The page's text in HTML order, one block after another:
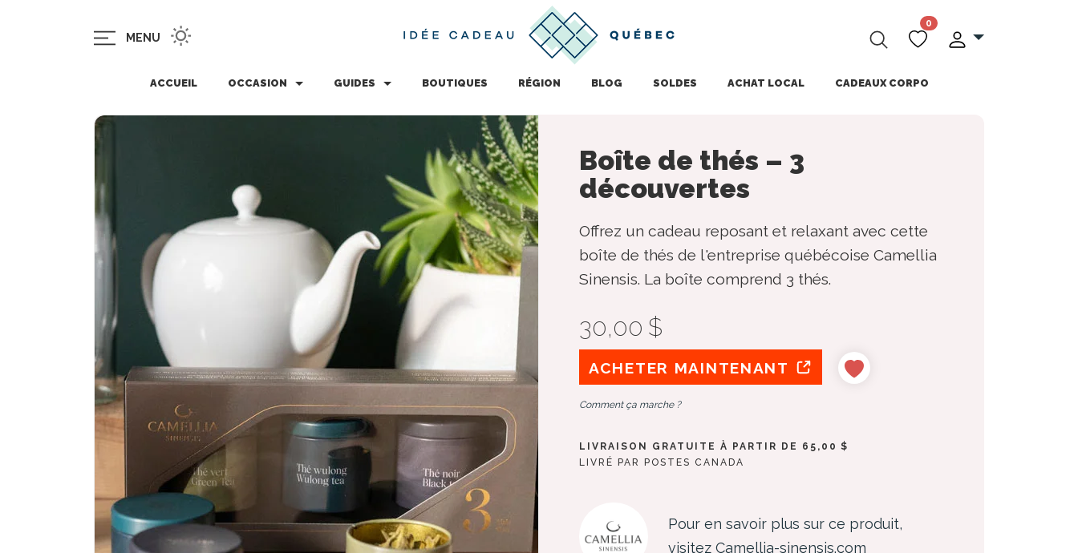
MENU
0
ACCUEIL OCCASION GUIDES BOUTIQUES RÉGION BLOG SOLDES ACHAT LOCAL CADEAUX CORPO
Boîte de thés – 3
découvertes
Offrez un cadeau reposant et relaxant avec cette
boîte de thés de l'entreprise québécoise Camellia
Sinensis. La boîte comprend 3 thés.
30,00 $
ACHETER MAINTENANT
Comment ça marche ?
LIVRAISON GRATUITE À PARTIR DE 65,00 $
LIVRÉ PAR POSTES CANADA
Pour en savoir plus sur ce produit,
visitez Camellia-sinensis.com